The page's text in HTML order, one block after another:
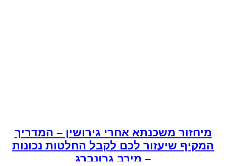
מיחזור משכנתא אחרי גירושין – המדריך
המקיף שיעזור לכם לקבל החלטות נכונות
– מירב גרונברג